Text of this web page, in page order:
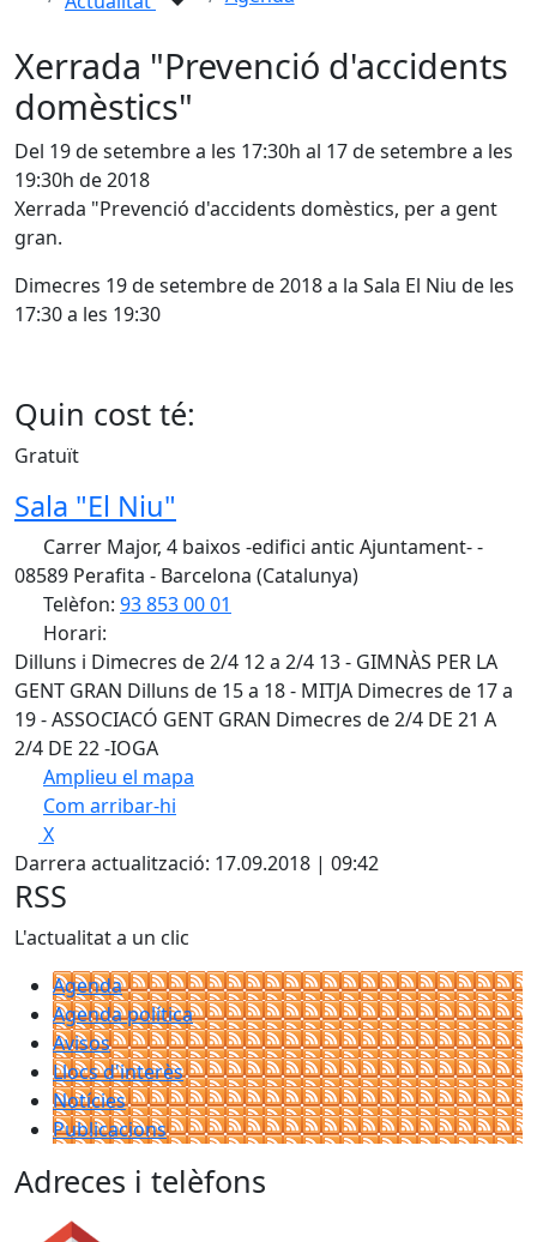
Xerrada "Prevenció d'accidents
domèstics"
Del 19 de setembre a les 17:30h al 17 de setembre a les
19:30h de 2018
Xerrada "Prevenció d'accidents domèstics, per a gent
gran.
Dimecres 19 de setembre de 2018 a la Sala El Niu de les
17:30 a les 19:30
Quin cost té:
Gratuït
Sala "El Niu"
Carrer Major, 4 baixos -edifici antic Ajuntament- -
08589 Perafita - Barcelona (Catalunya)
Telèfon: 93 853 00 01
Horari:
Dilluns i Dimecres de 2/4 12 a 2/4 13 - GIMNÀS PER LA
GENT GRAN Dilluns de 15 a 18 - MITJA Dimecres de 17 a
19 - ASSOCIACÓ GENT GRAN Dimecres de 2/4 DE 21 A
2/4 DE 22 -IOGA
Amplieu el mapa
Com arribar-hi
+
−
X
Darrera actualització: 17.09.2018 | 09:42
RSS
L'actualitat a un clic
Agenda
Agenda política
Avisos
Llocs d'interès
Notícies
Publicacions
Adreces i telèfons